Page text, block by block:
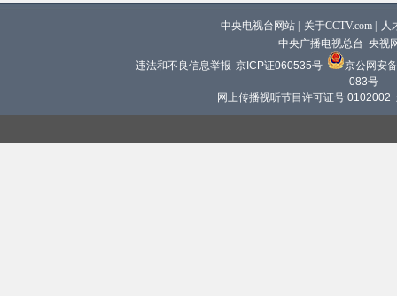
中央电视台网站 关于CCTV.com
人
中央广播电视总台 央视
违法和不良信息举报 京ICP证060535号
京公网安
083号
网上传播视听节目许可证号